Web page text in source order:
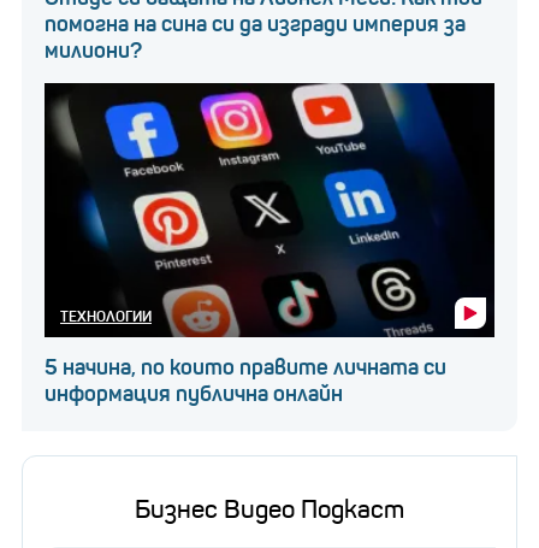
помогна на сина си да изгради империя за
милиони?
ТЕХНОЛОГИИ
5 начина, по които правите личната си
информация публична онлайн
Бизнес Видео Подкаст